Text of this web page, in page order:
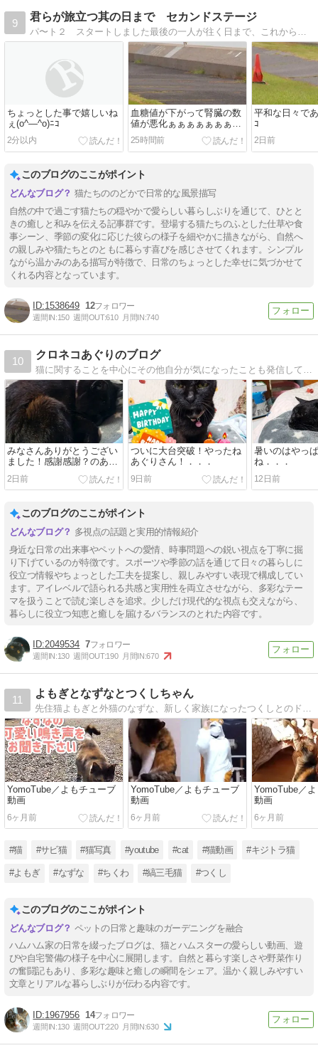
9
君らが旅立つ其の日まで セカンドステージ
ちょっとした事で嬉しいね
ぇ(o^―^o)ﾆｺ
2分以内
血糖値が下がって腎臓の数
値が悪化ぁぁぁぁぁぁぁ
(o^―^o)ﾆｺ
25時間前
平和な日々で
ｺ
2日前
このブログのここがポイント
猫たちののどかで日常的な風景描写
自然の中で過ごす猫たちの穏やかで愛らしい暮らしぶりを通じて、ひとと
きの癒しと和みを伝える記事群です。登場する猫たちのふとした仕草や食
事シーン、季節の変化に応じた彼らの様子を細やかに描きながら、自然へ
の親しみや猫たちとのともに暮らす喜びを感じさせてくれます。シンプル
ながら温かみのある描写が特徴で、日常のちょっとした幸せに気づかせて
くれる内容となっています。
1538649 12
週間IN:150 週間OUT:610 月間IN:740
10
クロネコあぐりのブログ
猫に関することを中心にその他自分が気になったことも発信していきます。
みなさんありがとうござい
ました！感謝感謝？のあぐ
りさん．．．
2日前
ついに大台突破！やったね
あぐりさん！．．．
9日前
暑いのはやっ
ね．．．
12日前
このブログのここがポイント
多視点の話題と実用的情報紹介
身近な日常の出来事やペットへの愛情、時事問題への鋭い視点を丁寧に掘
り下げているのが特徴です。スポーツや季節の話を通じて日々の暮らしに
役立つ情報やちょっとした工夫を提案し、親しみやすい表現で構成してい
ます。アイレベルで語られる共感と実用性を両立させながら、多彩なテー
マを扱うことで読む楽しさを追求。少しだけ現代的な視点も交えながら、
暮らしに役立つ知恵と癒しを届けるバランスのとれた内容です。
2049534 7
週間IN:130 週間OUT:190 月間IN:670
11
よもぎとなずなとつくしちゃん
先住猫よもぎと外猫のなずな、新しく家族になったつくしとのドタバタ楽しい生活です。
YomoTube／よもチューブ
動画
6ヶ月前
YomoTube／よもチューブ
動画
6ヶ月前
YomoTube／
動画
6ヶ月前
#猫 #サビ猫 #猫写真 #youtube #cat #猫動画 #キジトラ猫
#よもぎ #なずな #ちくわ #縞三毛猫 #つくし
このブログのここがポイント
ペットの日常と趣味のガーデニングを融合
ハムハム家の日常を綴ったブログは、猫とハムスターの愛らしい動画、遊
びや自宅警備の様子を中心に展開します。自然と暮らす楽しさや野菜作り
の奮闘記もあり、多彩な趣味と癒しの瞬間をシェア。温かく親しみやすい
文章とリアルな暮らしぶりが伝わる内容です。
1967956 14
週間IN:130 週間OUT:220 月間IN:630